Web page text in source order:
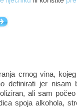
crnog vina,
definirati jer
ali sam
spoja alkohola,